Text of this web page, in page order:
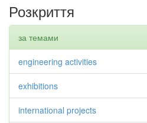
Розкриття
за темами
engineering activities
exhibitions
international projects